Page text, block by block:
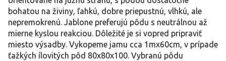
bohatou na živiny, ľahkú, dobre priepustnú, vlhkú, ale
nepremokrenú. Jablone preferujú pôdu s neutrálnou až
mierne kyslou reakciou. Dôležité je si vopred pripraviť
miesto výsadby. Vykopeme jamu cca 1mx60cm, v prípade
ťažkých ílovitých pôd 80x80x100. Vybranú pôdu